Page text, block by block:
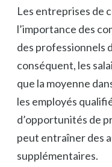
Les entreprises de
l’importance des
des professionnels
conséquent, les
que la moyenne
les employés
d’opportunités de
peut entraîner des
supplémentaires.